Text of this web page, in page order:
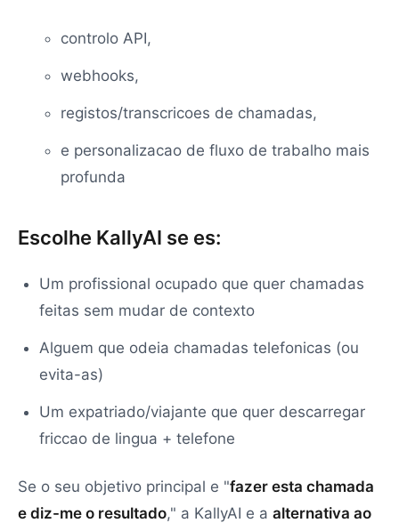
controlo API,
webhooks,
registos/transcricoes de chamadas,
e personalizacao de fluxo de trabalho mais
profunda
Escolhe KallyAI se es:
Um profissional ocupado que quer chamadas
feitas sem mudar de contexto
Alguem que odeia chamadas telefonicas (ou
evita-as)
Um expatriado/viajante que quer descarregar
friccao de lingua + telefone
Se o seu objetivo principal e "fazer esta chamada
e diz-me o resultado," a KallyAI e a alternativa ao